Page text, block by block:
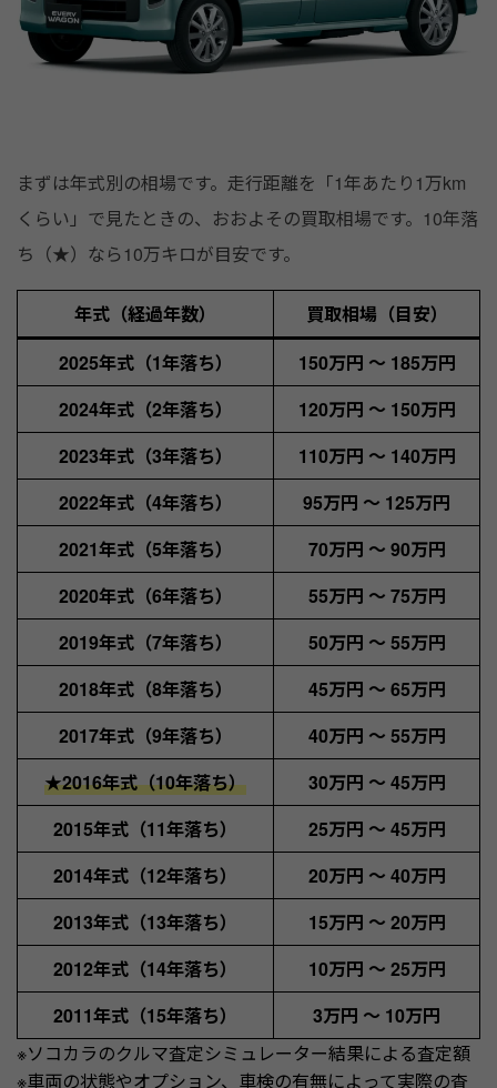
まずは年式別の相場です。走行距離を「1年あたり1万km
くらい」で見たときの、おおよその買取相場です。10年落
ち（★）なら10万キロが目安です。
年式（経過年数）
買取相場（目安）
2025年式（1年落ち）
150万円 〜 185万円
2024年式（2年落ち）
120万円 〜 150万円
2023年式（3年落ち）
110万円 〜 140万円
2022年式（4年落ち）
95万円 〜 125万円
2021年式（5年落ち）
70万円 〜 90万円
2020年式（6年落ち）
55万円 〜 75万円
2019年式（7年落ち）
50万円 〜 55万円
2018年式（8年落ち）
45万円 〜 65万円
2017年式（9年落ち）
40万円 〜 55万円
★2016年式（10年落ち）
30万円 〜 45万円
2015年式（11年落ち）
25万円 〜 45万円
2014年式（12年落ち）
20万円 〜 40万円
2013年式（13年落ち）
15万円 〜 20万円
2012年式（14年落ち）
10万円 〜 25万円
2011年式（15年落ち）
3万円 〜 10万円
※ソコカラのクルマ査定シミュレーター結果による査定額
※車両の状態やオプション、車検の有無によって実際の査